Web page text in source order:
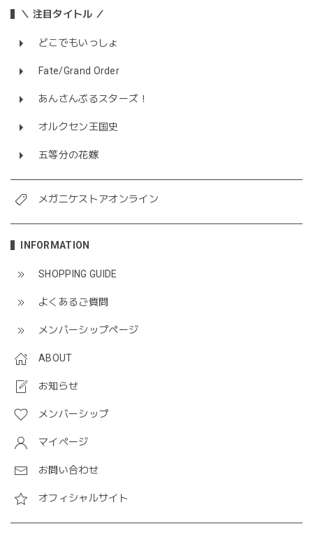
＼ 注目タイトル ／
どこでもいっしょ
Fate/Grand Order
あんさんぶるスターズ！
オルクセン王国史
五等分の花嫁
メガニケストアオンライン
INFORMATION
SHOPPING GUIDE
よくあるご質問
メンバーシップページ
ABOUT
お知らせ
メンバーシップ
マイページ
お問い合わせ
オフィシャルサイト